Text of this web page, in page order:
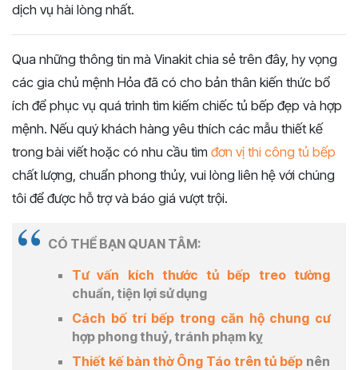
dịch vụ hài lòng nhất.
Qua những thông tin mà Vinakit chia sẻ trên đây, hy vọng
các gia chủ mệnh Hỏa đã có cho bản thân kiến thức bổ
ích để phục vụ quá trình tìm kiếm chiếc tủ bếp đẹp và hợp
mệnh. Nếu quý khách hàng yêu thích các mẫu thiết kế
trong bài viết hoặc có nhu cầu tìm đơn vị thi công tủ bếp
chất lượng, chuẩn phong thủy, vui lòng liên hệ với chúng
tôi để được hỗ trợ và báo giá vượt trội.
CÓ THỂ BẠN QUAN TÂM:
Tư vấn kích thước tủ bếp treo tường
chuẩn, tiện lợi sử dụng
Cách bố trí bếp trong căn hộ chung cư
hợp phong thuỷ, tránh phạm kỵ
Thiết kế bàn thờ Ông Táo trên tủ bếp nên